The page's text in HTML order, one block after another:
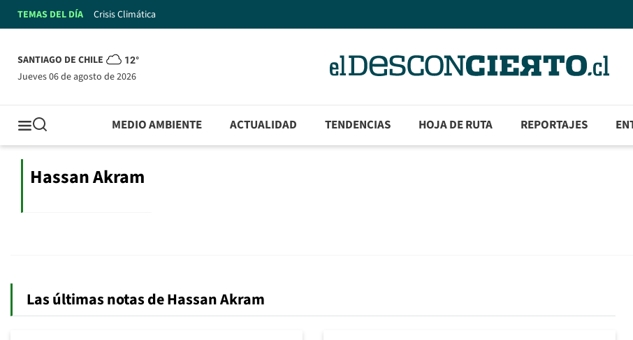
TEMAS DEL DÍA Crisis Climática
SANTIAGO DE CHILE 12°
jueves 06 de agosto de 2026
MEDIO AMBIENTE ACTUALIDAD TENDENCIAS HOJA DE RUTA REPORTAJES
Hassan Akram
Las últimas notas de Hassan Akram